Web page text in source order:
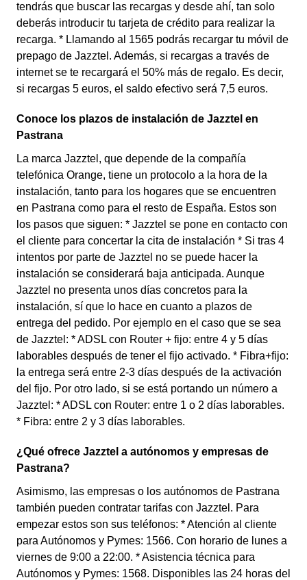
tendrás que buscar las recargas y desde ahí, tan solo
deberás introducir tu tarjeta de crédito para realizar la
recarga. * Llamando al 1565 podrás recargar tu móvil de
prepago de Jazztel. Además, si recargas a través de
internet se te recargará el 50% más de regalo. Es decir,
si recargas 5 euros, el saldo efectivo será 7,5 euros.
Conoce los plazos de instalación de Jazztel en
Pastrana
La marca Jazztel, que depende de la compañía
telefónica Orange, tiene un protocolo a la hora de la
instalación, tanto para los hogares que se encuentren
en Pastrana como para el resto de España. Estos son
los pasos que siguen: * Jazztel se pone en contacto con
el cliente para concertar la cita de instalación * Si tras 4
intentos por parte de Jazztel no se puede hacer la
instalación se considerará baja anticipada. Aunque
Jazztel no presenta unos días concretos para la
instalación, sí que lo hace en cuanto a plazos de
entrega del pedido. Por ejemplo en el caso que se sea
de Jazztel: * ADSL con Router + fijo: entre 4 y 5 días
laborables después de tener el fijo activado. * Fibra+fijo:
la entrega será entre 2-3 días después de la activación
del fijo. Por otro lado, si se está portando un número a
Jazztel: * ADSL con Router: entre 1 o 2 días laborables.
* Fibra: entre 2 y 3 días laborables.
¿Qué ofrece Jazztel a autónomos y empresas de
Pastrana?
Asimismo, las empresas o los autónomos de Pastrana
también pueden contratar tarifas con Jazztel. Para
empezar estos son sus teléfonos: * Atención al cliente
para Autónomos y Pymes: 1566. Con horario de lunes a
viernes de 9:00 a 22:00. * Asistencia técnica para
Autónomos y Pymes: 1568. Disponibles las 24 horas del